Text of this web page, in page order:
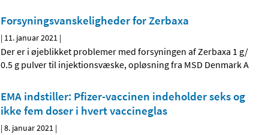
Forsyningsvanskeligheder for Zerbaxa
| 11. januar 2021 |
Der er i øjeblikket problemer med forsyningen af Zerbaxa 1 g/
0.5 g pulver til injektionsvæske, opløsning fra MSD Denmark A
EMA indstiller: Pfizer-vaccinen indeholder seks og
ikke fem doser i hvert vaccineglas
|8. januar 2021 |